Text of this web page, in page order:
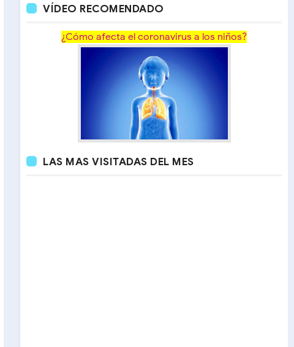
VÍDEO RECOMENDADO
¿Cómo afecta el coronavirus a los niños?
LAS MAS VISITADAS DEL MES